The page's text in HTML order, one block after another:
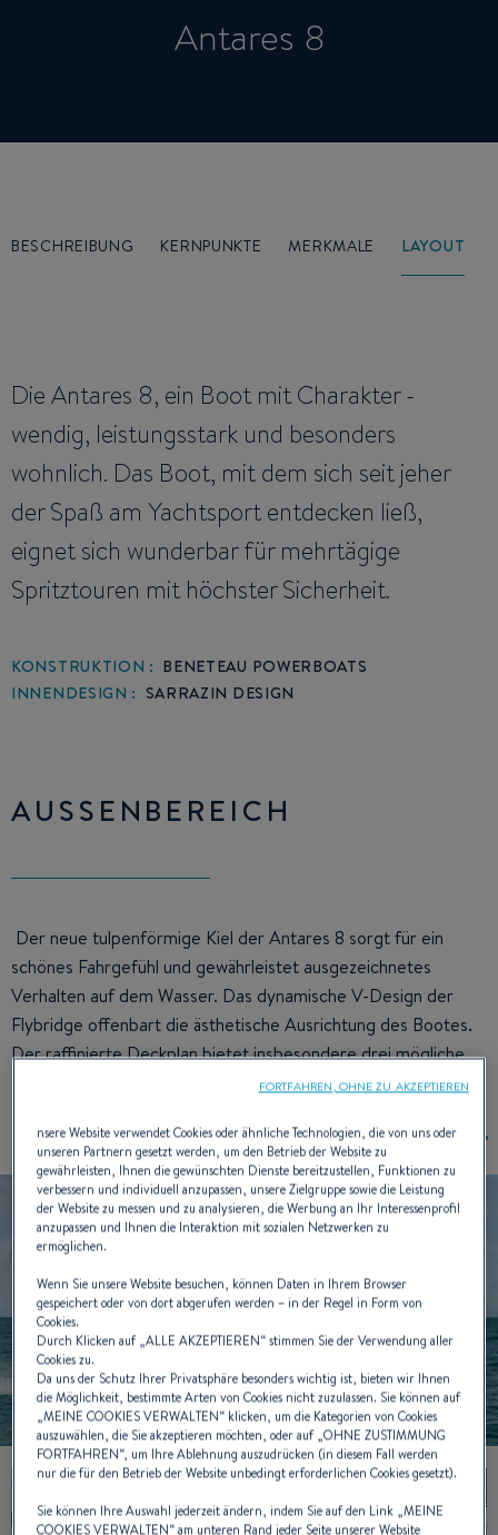
Antares 8
BESCHREIBUNG KERNPUNKTE MERKMALE LAYOUT
Die Antares 8, ein Boot mit Charakter -
wendig, leistungsstark und besonders
wohnlich. Das Boot, mit dem sich seit jeher
der Spaß am Yachtsport entdecken ließ,
eignet sich wunderbar für mehrtägige
Spritztouren mit höchster Sicherheit.
KONSTRUKTION : BENETEAU POWERBOATS
INNENDESIGN : SARRAZIN DESIGN
AUSSENBEREICH
Der neue tulpenförmige Kiel der Antares 8 sorgt für ein
schönes Fahrgefühl und gewährleistet ausgezeichnetes
Verhalten auf dem Wasser. Das dynamische V-Design der
Flybridge offenbart die ästhetische Ausrichtung des Bootes.
Der raffinierte Deckplan bietet insbesondere drei mögliche
Konfigurationen für die Cockpitsitze.
nsere Website verwendet Cookies oder ähnliche Technologien, die von uns oder
unseren Partnern gesetzt werden, um den Betrieb der Website zu
gewährleisten, Ihnen die gewünschten Dienste bereitzustellen, Funktionen zu
verbessern und individuell anzupassen, unsere Zielgruppe sowie die Leistung
der Website zu messen und zu analysieren, die Werbung an Ihr Interessenprofil
anzupassen und Ihnen die Interaktion mit sozialen Netzwerken zu
ermöglichen.
Wenn Sie unsere Website besuchen, können Daten in Ihrem Browser
gespeichert oder von dort abgerufen werden – in der Regel in Form von
Cookies.
Durch Klicken auf „ALLE AKZEPTIEREN“ stimmen Sie der Verwendung aller
Cookies zu.
Da uns der Schutz Ihrer Privatsphäre besonders wichtig ist, bieten wir Ihnen
die Möglichkeit, bestimmte Arten von Cookies nicht zuzulassen. Sie können auf
„MEINE COOKIES VERWALTEN“ klicken, um die Kategorien von Cookies
auszuwählen, die Sie akzeptieren möchten, oder auf „OHNE ZUSTIMMUNG
FORTFAHREN“, um Ihre Ablehnung auszudrücken (in diesem Fall werden
nur die für den Betrieb der Website unbedingt erforderlichen Cookies gesetzt).
Sie können Ihre Auswahl jederzeit ändern, indem Sie auf den Link „MEINE
COOKIES VERWALTEN“ am unteren Rand jeder Seite unserer Website
FORTFAHREN, OHNE ZU AKZEPTIEREN